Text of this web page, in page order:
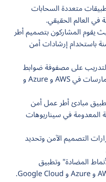
متعددة السحابات
في العالم الحقيقي.
يقوم المشاركون بتصميم أطر
باستخدام إرشادات أمن
على مصفوفة ضوابط
السحابة من CSA وأفضل الممارسات في AWS و Azure و
مبادئ أطر عمل أمن
المعدومة في سيناريوهات
التصميم الآمن وتحديد
المضادة" وتطبيق